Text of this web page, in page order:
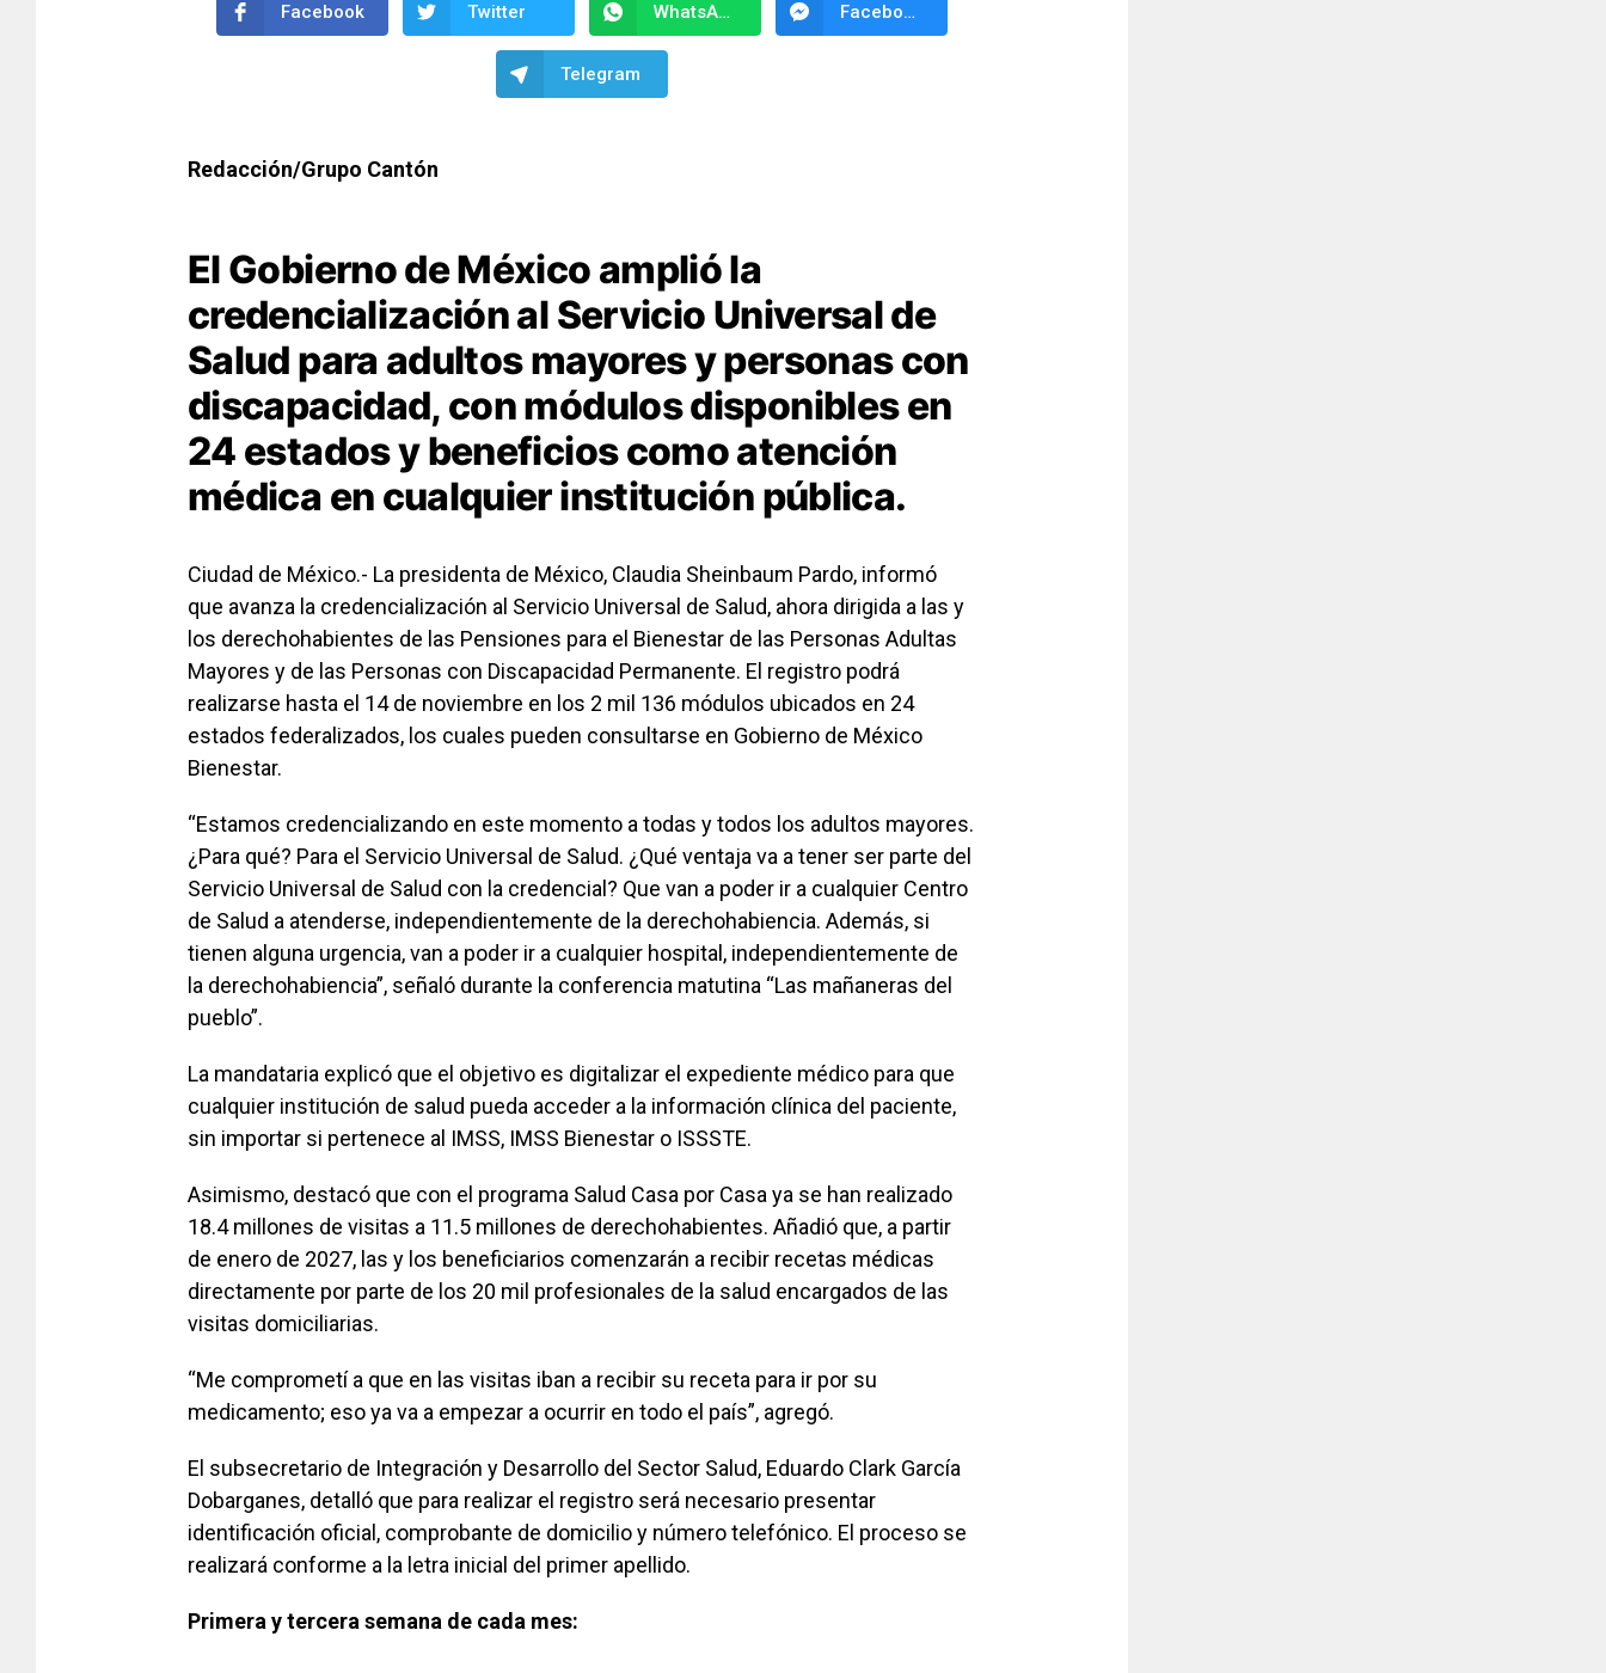
Facebook Twitter WhatsApp Facebook Messenger
Telegram
Redacción/Grupo Cantón
El Gobierno de México amplió la
credencialización al Servicio Universal de
Salud para adultos mayores y personas con
discapacidad, con módulos disponibles en
24 estados y beneficios como atención
médica en cualquier institución pública.
Ciudad de México.- La presidenta de México, Claudia Sheinbaum Pardo, informó
que avanza la credencialización al Servicio Universal de Salud, ahora dirigida a las y
los derechohabientes de las Pensiones para el Bienestar de las Personas Adultas
Mayores y de las Personas con Discapacidad Permanente. El registro podrá
realizarse hasta el 14 de noviembre en los 2 mil 136 módulos ubicados en 24
estados federalizados, los cuales pueden consultarse en Gobierno de México
Bienestar.
“Estamos credencializando en este momento a todas y todos los adultos mayores.
¿Para qué? Para el Servicio Universal de Salud. ¿Qué ventaja va a tener ser parte del
Servicio Universal de Salud con la credencial? Que van a poder ir a cualquier Centro
de Salud a atenderse, independientemente de la derechohabiencia. Además, si
tienen alguna urgencia, van a poder ir a cualquier hospital, independientemente de
la derechohabiencia”, señaló durante la conferencia matutina “Las mañaneras del
pueblo”.
La mandataria explicó que el objetivo es digitalizar el expediente médico para que
cualquier institución de salud pueda acceder a la información clínica del paciente,
sin importar si pertenece al IMSS, IMSS Bienestar o ISSSTE.
Asimismo, destacó que con el programa Salud Casa por Casaya se han realizado
18.4 millones de visitas a 11.5 millones de derechohabientes. Añadió que, a partir
de enero de 2027, las y los beneficiarios comenzarán a recibir recetas médicas
directamente por parte de los 20 mil profesionales de la salud encargados de las
visitas domiciliarias.
“Me comprometí a que en las visitas iban a recibir su receta para ir por su
medicamento; eso ya va a empezar a ocurrir en todo el país”, agregó.
El subsecretario de Integración y Desarrollo del Sector Salud, Eduardo Clark García
Dobarganes, detalló que para realizar el registro será necesario presentar
identificación oficial, comprobante de domicilio y número telefónico. El proceso se
realizará conforme a la letra inicial del primer apellido.
Primera y tercera semana de cada mes: